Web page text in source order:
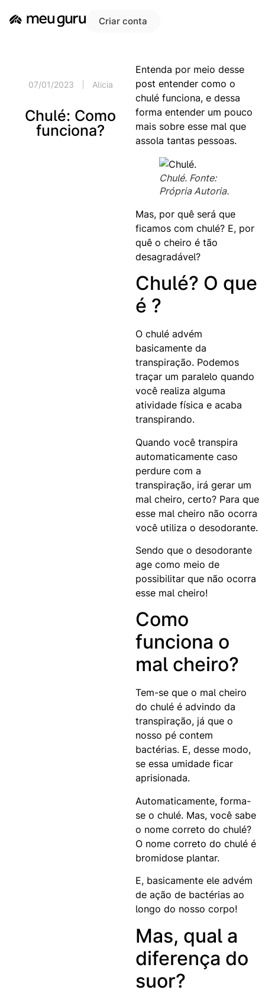
Criar conta
07/01/2023 Alicia
Chulé: Como
funciona?
Entenda por meio desse
post entender como o
chulé funciona, e dessa
forma entender um pouco
mais sobre esse mal que
assola tantas pessoas.
Chulé. Fonte:
Própria Autoria.
Mas, por quê será que
ficamos com chulé? E, por
quê o cheiro é tão
desagradável?
Chulé? O que
é ?
O chulé advém
basicamente da
transpiração. Podemos
traçar um paralelo quando
você realiza alguma
atividade física e acaba
transpirando.
Quando você transpira
automaticamente caso
perdure com a
transpiração, irá gerar um
mal cheiro, certo? Para que
esse mal cheiro não ocorra
você utiliza o desodorante.
Sendo que o desodorante
age como meio de
possibilitar que não ocorra
esse mal cheiro!
Como
funciona o
mal cheiro?
Tem-se que o mal cheiro
do chulé é advindo da
transpiração, já que o
nosso pé contem
bactérias. E, desse modo,
se essa umidade ficar
aprisionada.
Automaticamente, forma-
se o chulé. Mas, você sabe
o nome correto do chulé?
O nome correto do chulé é
bromidose plantar.
E, basicamente ele advém
de ação de bactérias ao
longo do nosso corpo!
Mas, qual a
diferença do
suor?